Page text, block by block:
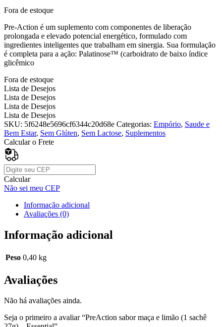
Fora de estoque
Pre-Action é um suplemento com componentes de liberação
prolongada e elevado potencial energético, formulado com
ingredientes inteligentes que trabalham em sinergia. Sua formulação
é completa para a ação: Palatinose™ (carboidrato de baixo índice
glicêmico
Fora de estoque
Lista de Desejos
Lista de Desejos
Lista de Desejos
Lista de Desejos
SKU: 5f6248e5696cf6344c20d68e Categorias: Empório, Saude e
Bem Estar, Sem Glúten, Sem Lactose, Suplementos
Calcular o Frete
Calcular
Não sei meu CEP
Informação adicional
Avaliações (0)
Informação adicional
Peso 0,40 kg
Avaliações
Não há avaliações ainda.
Seja o primeiro a avaliar “PreAction sabor maça e limão (1 sachê